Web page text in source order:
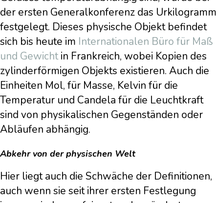
der ersten Generalkonferenz das Urkilogramm
festgelegt. Dieses physische Objekt befindet
sich bis heute im Internationalen Büro für Maß
und Gewichtin Frankreich, wobei Kopien des
zylinderförmigen Objekts existieren. Auch die
Einheiten Mol, für Masse, Kelvin für die
Temperatur und Candela für die Leuchtkraft
sind von physikalischen Gegenständen oder
Abläufen abhängig.
Abkehr von der physischen Welt
Hier liegt auch die Schwäche der Definitionen,
auch wenn sie seit ihrer ersten Festlegung